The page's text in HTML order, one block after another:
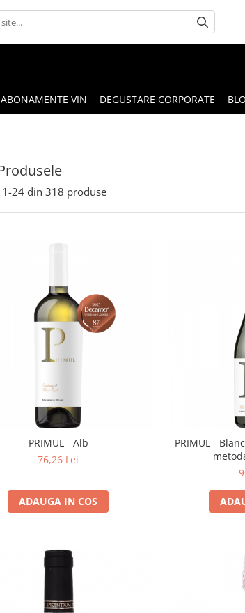
ABONAMENTE VIN DEGUSTARE CORPORATE
1-24 din 318 produse
PRIMUL - Alb
76,26 Lei
ADAUGA IN COS
PRIMUL -